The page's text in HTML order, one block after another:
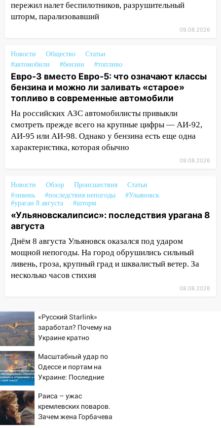
13:10 В Заволжском районе дерево
упало во дворе
сорванные крыши, поваленные деревья,
затопленные улицы и остановившиеся
трамваи
12:17 Ульяновск накрыл крупный град:
после ливня город снова уходит под
воду
12:12 Прокуратура взяла на контроль
ДТП с шестилетним ребёнком на улице
Федерации
шестилетнего ребёнка на улице
Федерации: возбуждено уголовное дело
11:16 В Ульяновске ищут 37-летнего
мужчину, пропавшего ещё 19 июля
10:30 От мотофристайла до прогулки с
хаски: куда сходить в Ульяновской
области 8–9 августа
10:11 Директора ульяновской
«Нефтяной топливной компании» будут
налогов
09:28
Дети на дорогах: пострадали
велосипедисты, мотоциклисты и
пешеходы. Обзор крупных аварий в
Ульяновской области
08:30
Поджог со свечой, 16 сгоревших
домов и выстрел за водку
07:50
Какая погоды будет днем 8
августа
пережил налет беспилотников, разрушительный
шторм, парализовавший
09.08.2026
Новости Общество
Статьи
#автомобили
#бензин #топливо
Евро-3 вместо Евро-5: что означают классы
бензина и можно ли заливать «старое»
топливо в современные автомобили
На российских АЗС автомобилисты привыкли
смотреть прежде всего на крупные цифры — АИ-92,
АИ-95 или АИ-98. Однако у бензина есть еще одна
характеристика, которая обычно
09.08.2026
Новости Обзор Происшествия
Статьи
#ливень
#последствия непогоды
#Ульяновск
#ураган 8 августа
#шторм
«Ульяновскалипсис»: последствия урагана 8
августа
Днём 8 августа Ульяновск оказался под ударом
мощной непогоды. На город обрушились сильный
ливень, гроза, крупный град и шквалистый ветер. За
несколько часов стихия
08.08.2026
«Русский Starlink»
заработал? Почему на
Украине кратно
попаданий по объектам
ВСУ
Масштабный удар по
Одессе и портам на
Украине: Последние
ударах России 9 августа
2026 года
Раиса – ужас
кремлевских поваров.
Зачем жена Горбачева